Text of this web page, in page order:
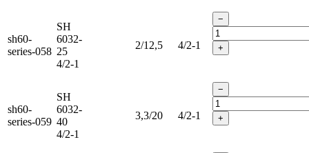
sh60-
series-058
SH
6032-
25
4/2-1
2/12,5 4/2-1
−
+
sh60-
series-059
SH
6032-
40
4/2-1
3,3/20 4/2-1
−
+